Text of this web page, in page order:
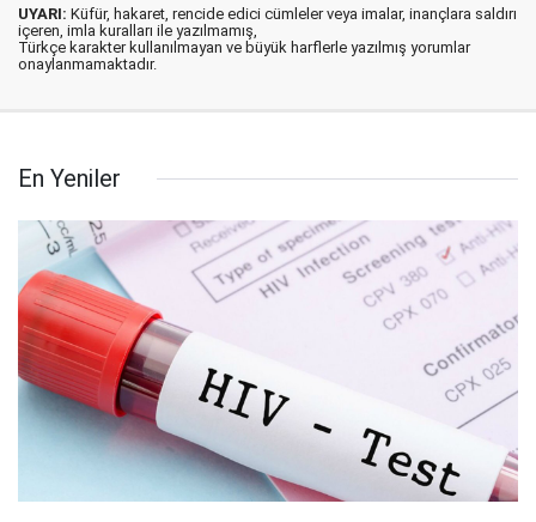
UYARI: Küfür, hakaret, rencide edici cümleler veya imalar, inançlara saldırı
içeren, imla kuralları ile yazılmamış,
Türkçe karakter kullanılmayan ve büyük harflerle yazılmış yorumlar
onaylanmamaktadır.
En Yeniler